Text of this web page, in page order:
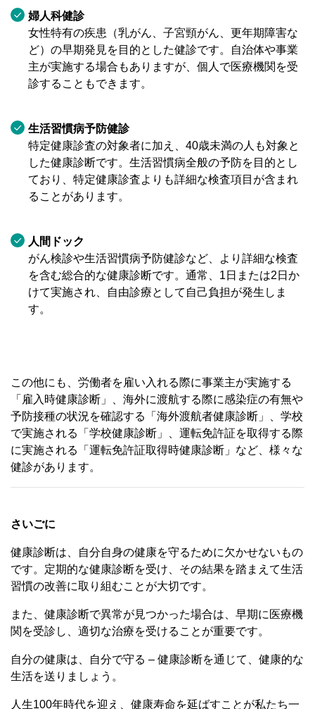
婦人科健診
女性特有の疾患（乳がん、子宮頸がん、更年期障害な
ど）の早期発見を目的とした健診です。自治体や事業
主が実施する場合もありますが、個人で医療機関を受
診することもできます。
生活習慣病予防健診
特定健康診査の対象者に加え、40歳未満の人も対象と
した健康診断です。生活習慣病全般の予防を目的とし
ており、特定健康診査よりも詳細な検査項目が含まれ
ることがあります。
人間ドック
がん検診や生活習慣病予防健診など、より詳細な検査
を含む総合的な健康診断です。通常、1日または2日か
けて実施され、自由診療として自己負担が発生しま
す。
この他にも、労働者を雇い入れる際に事業主が実施する
「雇入時健康診断」、海外に渡航する際に感染症の有無や
予防接種の状況を確認する「海外渡航者健康診断」、学校
で実施される「学校健康診断」、運転免許証を取得する際
に実施される「運転免許証取得時健康診断」など、様々な
健診があります。
さいごに
健康診断は、自分自身の健康を守るために欠かせないもの
です。定期的な健康診断を受け、その結果を踏まえて生活
習慣の改善に取り組むことが大切です。
また、健康診断で異常が見つかった場合は、早期に医療機
関を受診し、適切な治療を受けることが重要です。
自分の健康は、自分で守る – 健康診断を通じて、健康的な
生活を送りましょう。
人生100年時代を迎え、健康寿命を延ばすことが私たち一